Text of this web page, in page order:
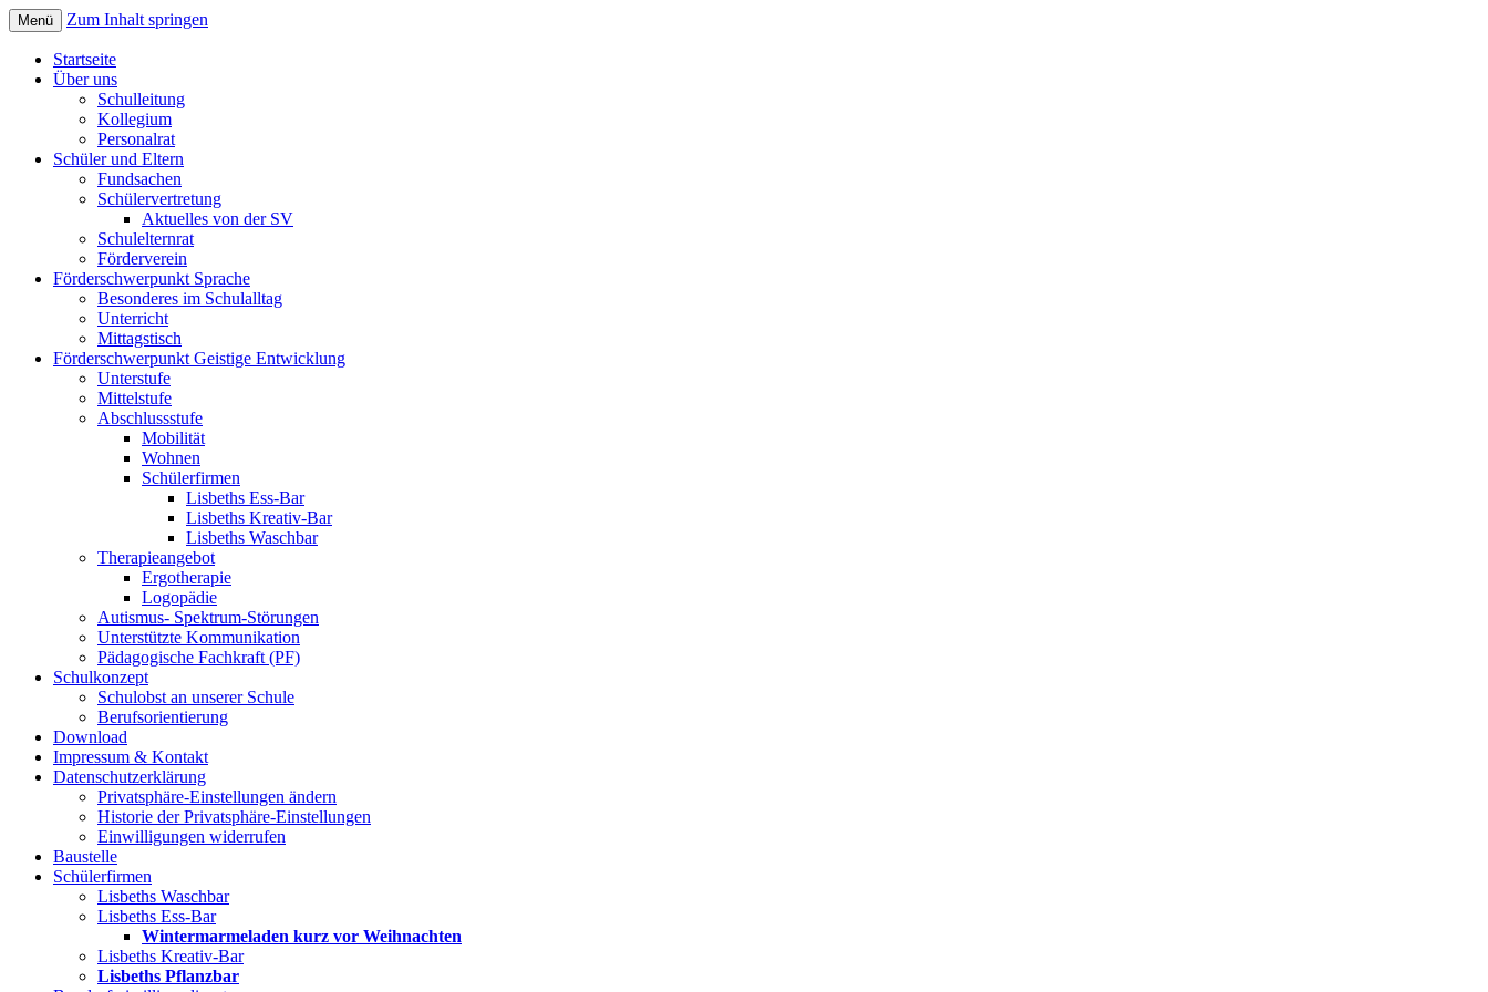
Elisabethschule Friesoythe
Menü Zum Inhalt springen
Startseite
Über uns
Schulleitung
Kollegium
Personalrat
Schüler und Eltern
Fundsachen
Schülervertretung
Aktuelles von der SV
Schulelternrat
Förderverein
Förderschwerpunkt Sprache
Besonderes im Schulalltag
Unterricht
Mittagstisch
Förderschwerpunkt Geistige Entwicklung
Unterstufe
Mittelstufe
Abschlussstufe
Mobilität
Wohnen
Schülerfirmen
Lisbeths Ess-Bar
Lisbeths Kreativ-Bar
Lisbeths Waschbar
Therapieangebot
Ergotherapie
Logopädie
Autismus- Spektrum-Störungen
Unterstützte Kommunikation
Pädagogische Fachkraft (PF)
Schulkonzept
Schulobst an unserer Schule
Berufsorientierung
Download
Impressum & Kontakt
Datenschutzerklärung
Privatsphäre-Einstellungen ändern
Historie der Privatsphäre-Einstellungen
Einwilligungen widerrufen
Baustelle
Schülerfirmen
Lisbeths Waschbar
Lisbeths Ess-Bar
Wintermarmeladen kurz vor Weihnachten
Lisbeths Kreativ-Bar
Lisbeths Pflanzbar